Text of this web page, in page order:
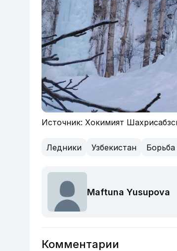
Источник: Хокимият
Ледники Узбекистан
Maftuna Yusupova
Комментарии